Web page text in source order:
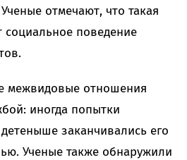
отмечают, что такая
социальное поведение
межвидовые отношения
иногда попытки
заканчивались его
Ученые также обнаружили